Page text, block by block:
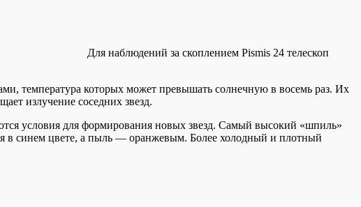
Для наблюдений за скоплением Pismis 24 телескоп
температура которых может превышать солнечную в восемь раз. Их
излучение соседних звезд.
условия для формирования новых звезд. Самый высокий «шпиль»
в синем цвете, а пыль — оранжевым. Более холодный и плотный